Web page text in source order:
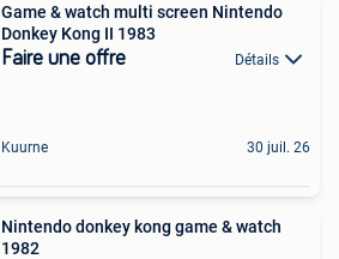
Game & watch multi screen Nintendo
Donkey Kong II 1983
Faire une offre Détails
Kuurne 30 juil. 26
Nintendo donkey kong game & watch
1982